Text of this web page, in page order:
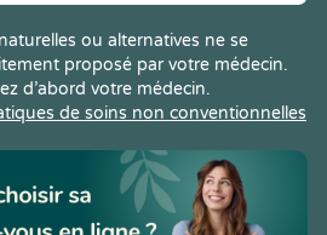
ou alternatives ne se
proposé par votre médecin.
d’abord votre médecin.
de soins non conventionnelles